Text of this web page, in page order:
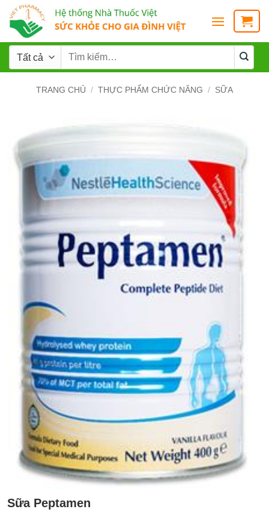
TRANG CHỦ / THỰC PHẨM CHỨC NĂNG / SỮA
Sữa Peptamen